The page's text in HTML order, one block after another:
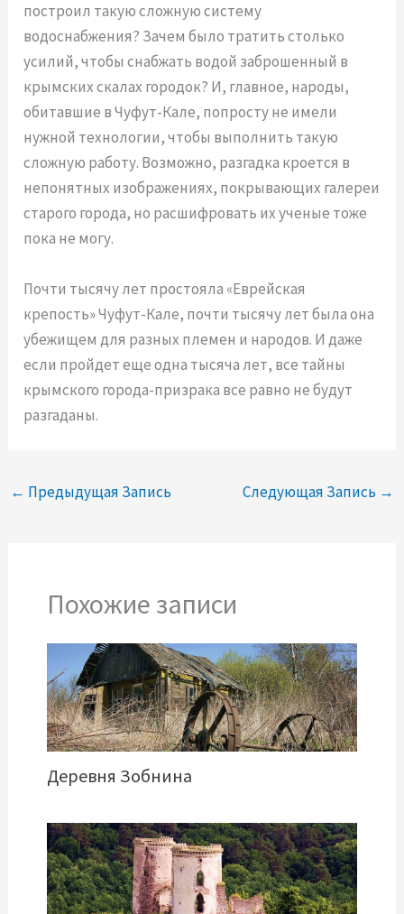
построил такую сложную систему
водоснабжения? Зачем было тратить столько
усилий, чтобы снабжать водой заброшенный в
крымских скалах городок? И, главное, народы,
обитавшие в Чуфут-Кале, попросту не имели
нужной технологии, чтобы выполнить такую
сложную работу. Возможно, разгадка кроется в
непонятных изображениях, покрывающих галереи
старого города, но расшифровать их ученые тоже
пока не могу.
Почти тысячу лет простояла «Еврейская
крепость» Чуфут-Кале, почти тысячу лет была она
убежищем для разных племен и народов. И даже
если пройдет еще одна тысяча лет, все тайны
крымского города-призрака все равно не будут
разгаданы.
← Предыдущая Запись Следующая Запись →
Похожие записи
Деревня Зобнина